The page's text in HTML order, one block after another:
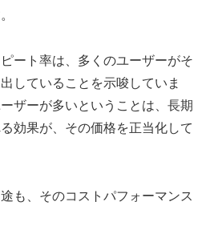
ート率は、多くのユーザーがそ
していることを示唆していま
ザーが多いということは、長期
効果が、その価格を正当化して
も、そのコストパフォーマンス